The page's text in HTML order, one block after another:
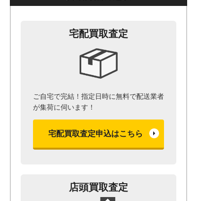
宅配買取査定
ご自宅で完結！指定日時に無料で配送業者
が集荷に伺います！
宅配買取査定申込はこちら
店頭買取査定